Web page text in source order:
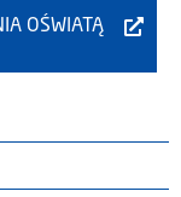
OŚWIATĄ